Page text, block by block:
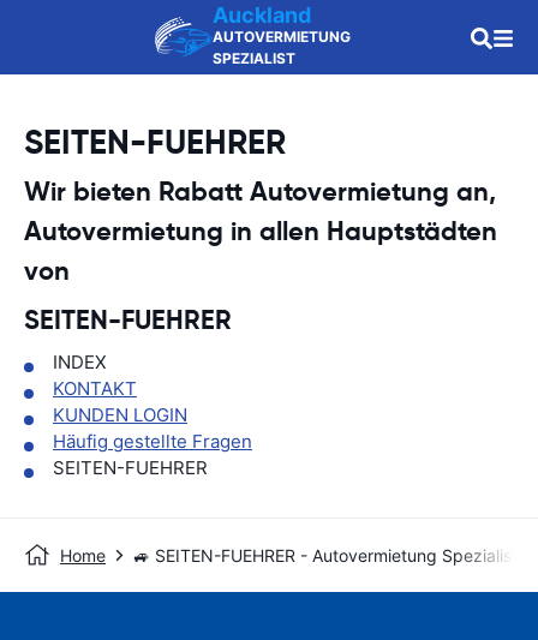
Auckland
AUTOVERMIETUNG
SPEZIALIST
SEITEN-FUEHRER
Wir bieten Rabatt Autovermietung an,
Autovermietung in allen Hauptstädten
von
SEITEN-FUEHRER
INDEX
KONTAKT
KUNDEN LOGIN
Häufig gestellte Fragen
SEITEN-FUEHRER
Home 🚙 SEITEN-FUEHRER - Autovermietung Spezialist